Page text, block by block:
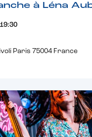
à Léna
Paris 75004 France